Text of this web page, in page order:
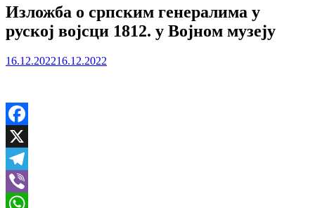
Изложба о српским генералима у
руској војсци 1812. у Војном музеју
16.12.202216.12.2022
Facebook
X
Telegram
Viber